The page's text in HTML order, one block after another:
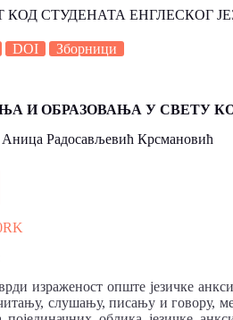
КОД СТУДЕНАТА ЕНГЛЕСКОГ
DOI Зборници
И ОБРАЗОВАЊА У СВЕТУ
Радосављевић Крсмановић
израженост опште језичке
слушању, писању и говору,